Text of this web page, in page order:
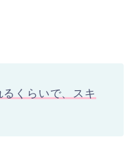
くらいで、スキ